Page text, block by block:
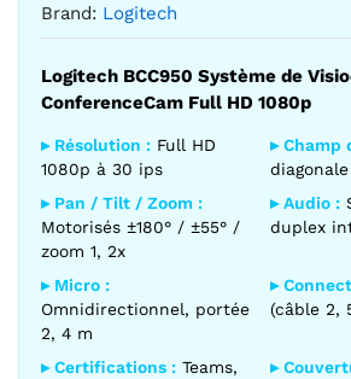
Brand: Logitech
Logitech BCC950 Système de
ConferenceCam Full HD 1080p
▸ Résolution : Full HD
1080p à 30 ips
▸ Champ
diagonale
▸ Pan / Tilt / Zoom :
Motorisés ±180° / ±55° /
zoom 1, 2x
▸ Audio :
duplex
▸ Micro :
Omnidirectionnel, portée
2, 4 m
▸
(câble 2,
▸ Certifications : Teams,
▸